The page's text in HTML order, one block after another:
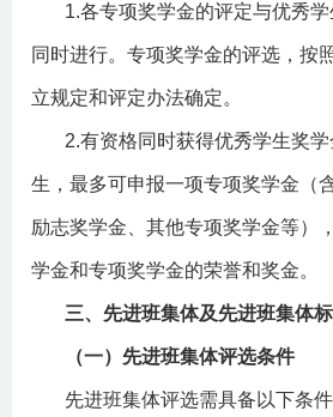
1.各专项奖学金的评定与优秀
同时进行。专项奖学金的评选，按
立规定和评定办法确定。
2.有资格同时获得优秀学生奖
生，最多可申报一项专项奖学金（
励志奖学金、其他专项奖学金等）
学金和专项奖学金的荣誉和奖金。
三、先进班集体及先进班集体
（一）先进班集体评选条件
先进班集体评选需具备以下条件